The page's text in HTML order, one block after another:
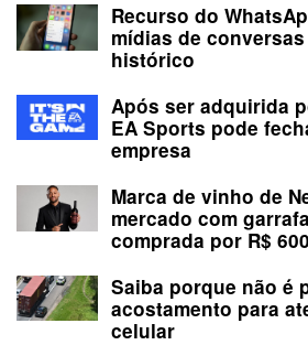
Recurso do
mídias de
histórico
Após ser adquirida
EA Sports pode
empresa
Marca de vinho de
mercado com
comprada por R$
Saiba porque não é
acostamento para
celular